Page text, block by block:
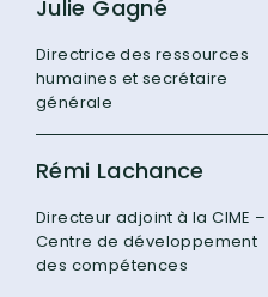
Julie Gagné
Directrice des ressources
humaines et secrétaire
générale
Rémi Lachance
Directeur adjoint à la CIME –
Centre de développement
des compétences